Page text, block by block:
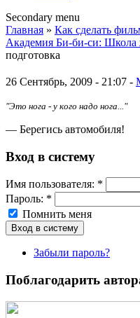
Secondary menu
Главная » Как сделать
Академия Би-би-си: Школа
подготовка
26 Сентябрь, 2009 - 21:07 -
"Это нога - у кого надо нога..."
— Берегись автомобиля!
Вход в систему
Имя пoльзовaтeля: *
Пароль: *
Помнить меня
Забыли пароль?
Поблагодарить